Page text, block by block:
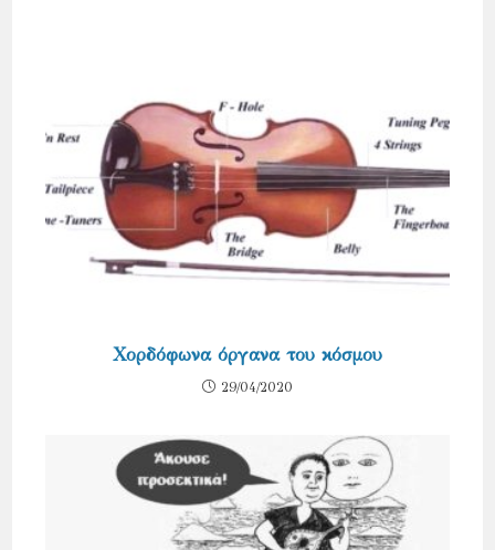
Χορδόφωνα όργανα του κόσμου
29/04/2020